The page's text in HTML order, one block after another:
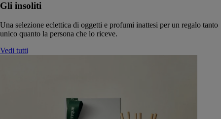
Gli insoliti
Una selezione eclettica di oggetti e profumi inattesi per un regalo tanto
unico quanto la persona che lo riceve.
Vedi tutti